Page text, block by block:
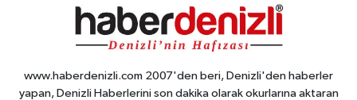
www.haberdenizli.com 2007'den beri, Denizli'den haberler
yapan, Denizli Haberlerini son dakika olarak okurlarına aktaran